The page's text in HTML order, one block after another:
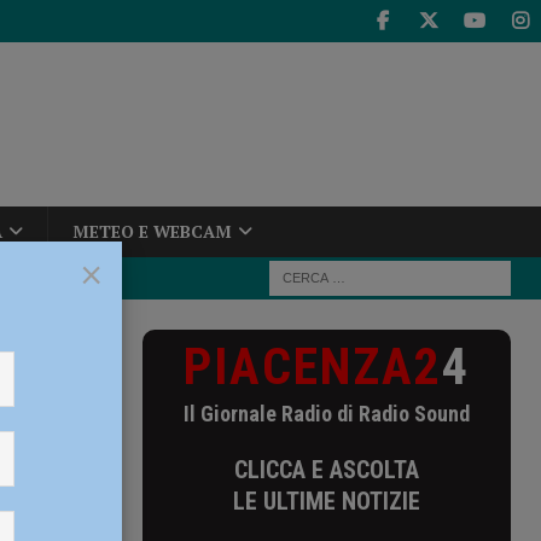
METEO E WEBCAM
PIACENZA24
Il Giornale Radio di Radio Sound
CLICCA E ASCOLTA
LE ULTIME NOTIZIE
×